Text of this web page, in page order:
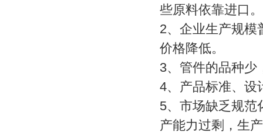
些原料依靠进口。
2、企业生产规模
价格降低。
3、管件的品种少
4、产品标准、设
5、市场缺乏规范
产能力过剩，生